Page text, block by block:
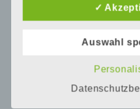
Wir
Sinn Leffers
Mail-Adresse oder
Übereinstimmung mit
Datenschutzerklärung
Unternehmen die
✓
Auswahl